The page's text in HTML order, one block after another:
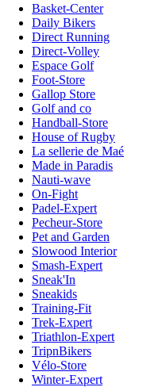
Basket-Center
Daily Bikers
Direct Running
Direct-Volley
Espace Golf
Foot-Store
Gallop Store
Golf and co
Handball-Store
House of Rugby
La sellerie de Maé
Made in Paradis
Nauti-wave
On-Fight
Padel-Expert
Pecheur-Store
Pet and Garden
Slowood Interior
Smash-Expert
Sneak'In
Sneakids
Training-Fit
Trek-Expert
Triathlon-Expert
TripnBikers
Vélo-Store
Winter-Expert